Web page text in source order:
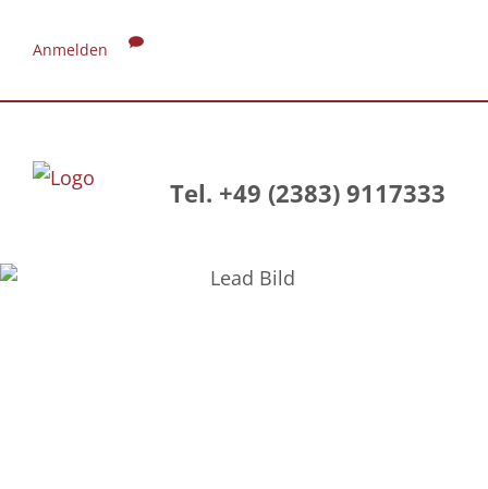
Anmelden
Tel. +49 (2383) 9117333